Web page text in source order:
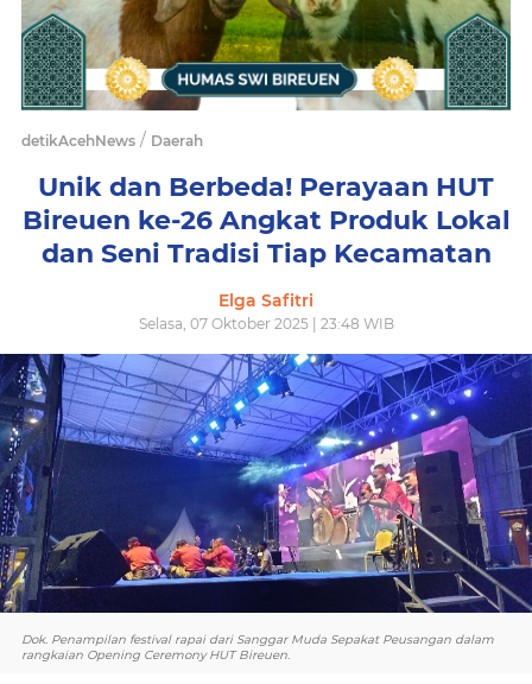
detikAcehNews / Daerah
Unik dan Berbeda! Perayaan HUT
Bireuen ke-26 Angkat Produk Lokal
dan Seni Tradisi Tiap Kecamatan
Elga Safitri
Selasa, 07 Oktober 2025 | 23:48 WIB
Dok. Penampilan festival rapai dari Sanggar Muda Sepakat Peusangan dalam
rangkaian Opening Ceremony HUT Bireuen.